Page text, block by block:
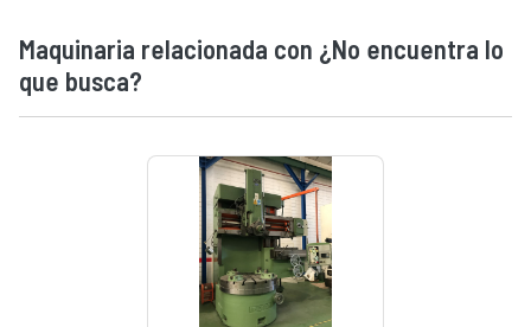
Maquinaria relacionada con ¿No encuentra lo
que busca?